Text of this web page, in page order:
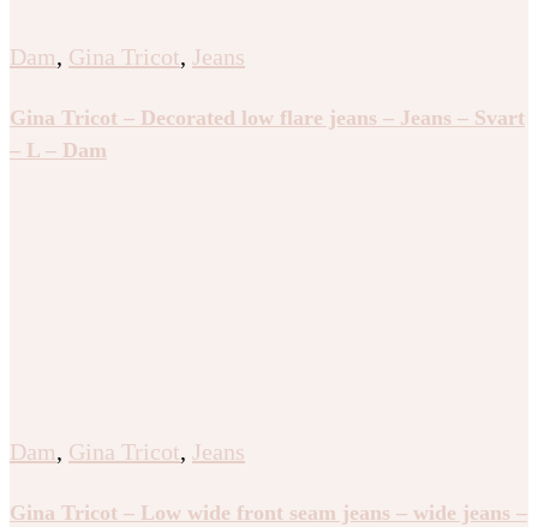
Dam, Gina Tricot, Jeans
Gina Tricot – Decorated low flare jeans – Jeans – Svart
– L – Dam
Dam, Gina Tricot, Jeans
Gina Tricot – Low wide front seam jeans – wide jeans –